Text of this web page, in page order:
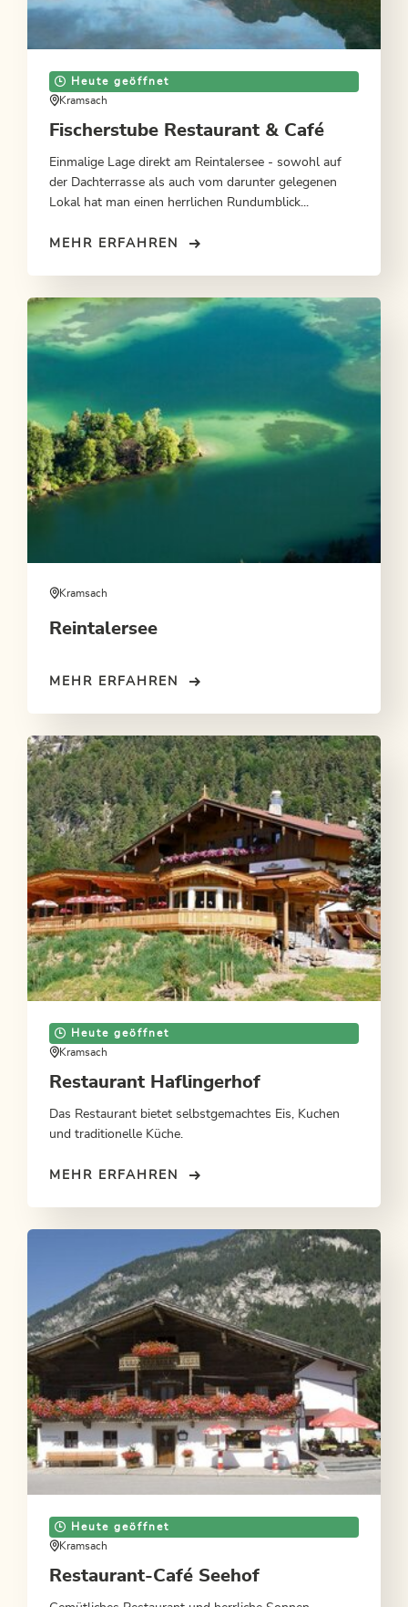
Heute geöffnet
Kramsach
Fischerstube Restaurant & Café
Einmalige Lage direkt am Reintalersee - sowohl auf
der Dachterrasse als auch vom darunter gelegenen
Lokal hat man einen herrlichen Rundumblick...
MEHR ERFAHREN
Kramsach
Reintalersee
MEHR ERFAHREN
Heute geöffnet
Kramsach
Restaurant Haflingerhof
Das Restaurant bietet selbstgemachtes Eis, Kuchen
und traditionelle Küche.
MEHR ERFAHREN
Heute geöffnet
Kramsach
Restaurant-Café Seehof